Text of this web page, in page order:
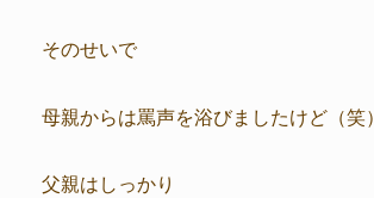
そのせいで
母親からは罵声を浴びましたけど（笑）
父親はしっかり